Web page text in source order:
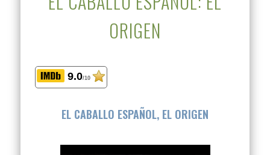
ORIGEN
9.0/10
EL CABALLO ESPAÑOL, EL ORIGEN